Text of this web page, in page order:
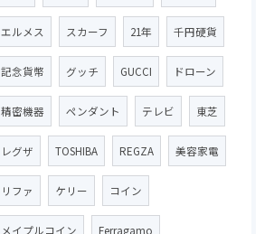
エルメス スカーフ 21年 千円硬貨
記念貨幣 グッチ GUCCI ドローン
精密機器 ペンダント テレビ 東芝
レグザ TOSHIBA REGZA 美容家電
リファ ケリー コイン
メイプルコイン Ferragamo